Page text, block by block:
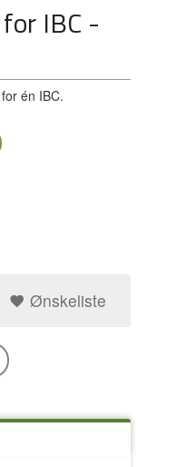
IBC -
én IBC.
Ønskeliste